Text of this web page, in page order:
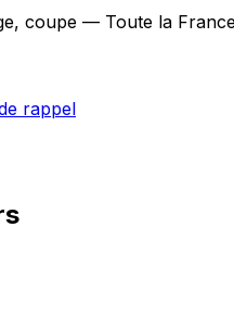
coupe — Toute la
rappel